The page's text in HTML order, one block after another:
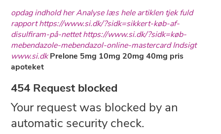
opdag indhold herAnalyse læs hele artiklen tjek fuld
rapport https://www.si.dk/?sidk=sikkert-køb-af-
disulfiram-på-nettet https://www.si.dk/?sidk=køb-
mebendazole-mebendazol-online-mastercard Indsigt
www.si.dk Prelone 5mg 10mg 20mg 40mg pris
apoteket
454 Request blocked
Your request was blocked by an
automatic security check.